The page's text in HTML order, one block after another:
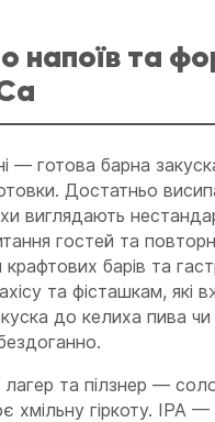
напоїв та
— готова барна
Достатньо
виглядають
гостей та
барів та
та фісташкам, які
до келиха пива
лагер та пілзнер —
хмільну гіркоту. IPA